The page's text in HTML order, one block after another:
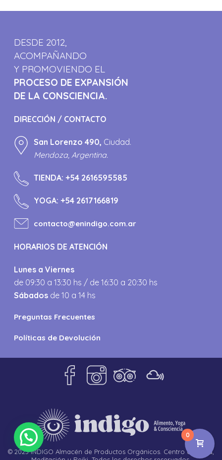
DESDE 2012,
ACOMPAÑANDO
Y PROMOVIENDO EL
PROCESO DE EXPANSIÓN
DE LA CONSCIENCIA.
DIRECCIÓN / CONTACTO
San Lorenzo 490, Ciudad.
Mendoza, Argentina.
TIENDA:+54 2616595585
YOGA:+54 2617166819
contacto@enindigo.com.ar
HORARIOS DE ATENCIÓN
Lunes a Viernes
de 09:30 a 13:30 hs / de 16:30 a 20:30 hs
Sábados de 10 a 14 hs
Preguntas Frecuentes
Políticas de Devolución
© 2023 INDIGO Almacén de Productos Orgánicos. Centro de Yoga,
0